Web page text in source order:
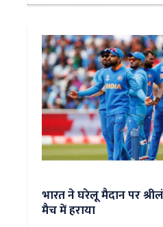
भारत ने घरेलू मैदान पर
मैच में हराया